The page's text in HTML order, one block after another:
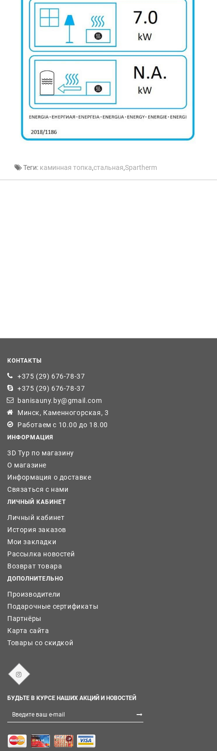
Теги: каминная топка,стальная,Spartherm
КОНТАКТЫ
+375 (29) 676-78-37
+375 (29) 676-78-37
banisauny.by@gmail.com
Минск, Каменногорская, 3
Работаем с 10.00 до 18.00
ИНФОРМАЦИЯ
3D Тур по магазину
О магазине
Информация о доставке
Связаться с нами
ЛИЧНЫЙ КАБИНЕТ
Личный кабинет
История заказов
Мои закладки
Рассылка новостей
Возврат товара
ДОПОЛНИТЕЛЬНО
Производители
Подарочные сертификаты
Партнёры
Карта сайта
Товары со скидкой
БУДЬТЕ В КУРСЕ НАШИХ АКЦИЙ И НОВОСТЕЙ